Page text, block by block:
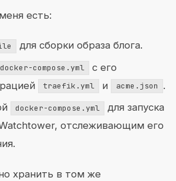
есть:
для сборки образа блога.
docker-compose.yml
с его
traefik.yml и acme.json
.
docker-compose.yml
для запуска
отслеживающим его
хранить в том же